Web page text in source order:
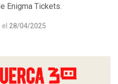
Enigma Tickets.
el 28/04/2025